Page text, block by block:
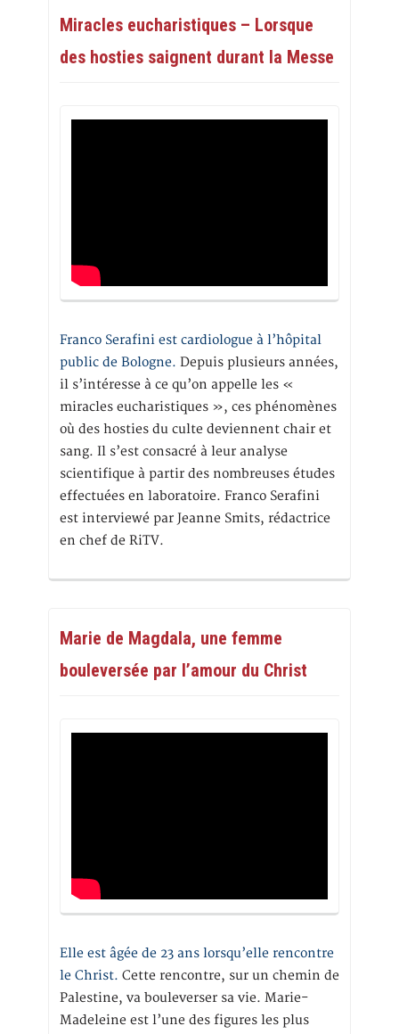
Miracles eucharistiques – Lorsque
des hosties saignent durant la Messe
Franco Serafini est cardiologue à l’hôpital
public de Bologne. Depuis plusieurs années,
il s’intéresse à ce qu’on appelle les «
miracles eucharistiques », ces phénomènes
où des hosties du culte deviennent chair et
sang. Il s’est consacré à leur analyse
scientifique à partir des nombreuses études
effectuées en laboratoire. Franco Serafini
est interviewé par Jeanne Smits, rédactrice
en chef de RiTV.
Marie de Magdala, une femme
bouleversée par l’amour du Christ
Elle est âgée de 23 ans lorsqu’elle rencontre
le Christ. Cette rencontre, sur un chemin de
Palestine, va bouleverser sa vie. Marie-
Madeleine est l’une des figures les plus